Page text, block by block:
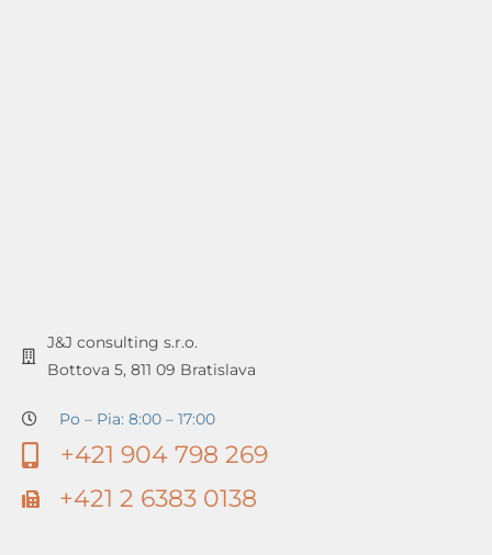
J&J consulting s.r.o.
Bottova 5, 811 09 Bratislava
Po – Pia: 8:00 – 17:00
+421 904 798 269
+421 2 6383 0138